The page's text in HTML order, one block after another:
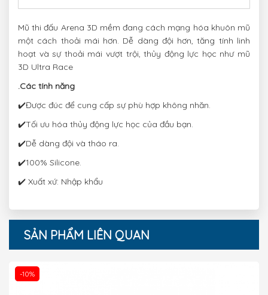
Mũ thi đấu Arena 3D mềm đang cách mạng hóa khuôn mũ
một cách thoải mái hơn. Dễ dàng đội hơn, tăng tính linh
hoạt và sự thoải mái vượt trội, thủy động lực học như mũ
3D Ultra Race
.Các tính năng
✔️Được đúc để cung cấp sự phù hợp không nhăn.
✔️Tối ưu hóa thủy động lực học của đầu bạn.
✔️Dễ dàng đội và tháo ra.
✔️100% Silicone.
✔️ Xuất xứ: Nhập khẩu
SẢN PHẨM LIÊN QUAN
-10%